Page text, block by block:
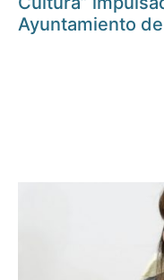
Ayuntamiento